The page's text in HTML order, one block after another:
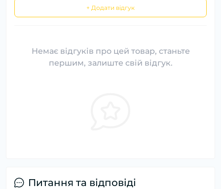
+ Додати відгук
Немає відгуків про цей товар, станьте
першим, залиште свій відгук.
Питання та відповіді